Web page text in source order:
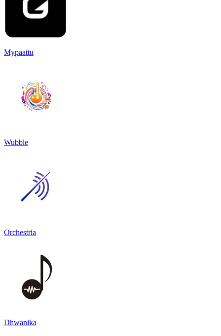
Mypaattu
Wubble
Orchestria
Dhwanika